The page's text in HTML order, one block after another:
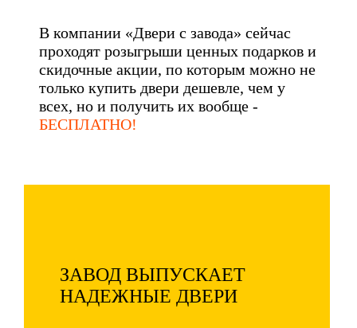
В компании «Двери с завода» сейчас
проходят розыгрыши ценных подарков и
скидочные акции, по которым можно не
только купить двери дешевле, чем у
всех, но и получить их вообще -
БЕСПЛАТНО!
ЗАВОД ВЫПУСКАЕТ
НАДЕЖНЫЕ ДВЕРИ